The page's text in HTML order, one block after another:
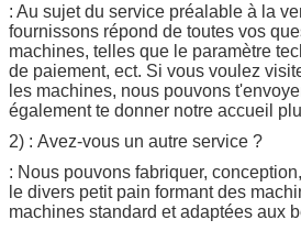
: Au sujet du service préalable à la
fournissons répond de toutes vos
machines, telles que le paramètre
de paiement, ect. Si vous voulez
les machines, nous pouvons
également te donner notre accueil
2) : Avez-vous un autre service ?
: Nous pouvons fabriquer,
le divers petit pain formant des
machines standard et adaptées aux